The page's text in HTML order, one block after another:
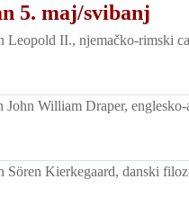
5. maj/svibanj
Leopold II., njemačko-rimski
John William Draper,
Sören Kierkegaard, danski